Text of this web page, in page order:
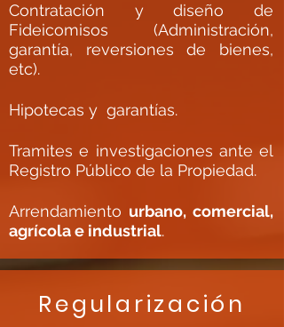
Contratación y diseño de
Fideicomisos (Administración,
garantía, reversiones de bienes,
etc).
Hipotecas y garantías.
Tramites e investigaciones ante el
Registro Público de la Propiedad.
Arrendamiento urbano, comercial,
agrícola e industrial.
Regularización